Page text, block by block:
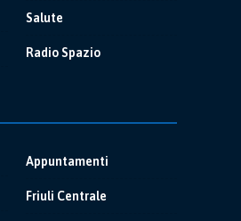
Salute
Radio Spazio
Appuntamenti
Friuli Centrale